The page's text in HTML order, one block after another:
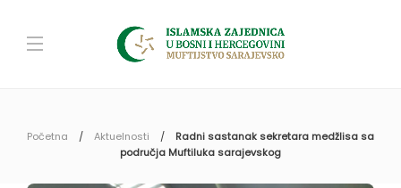
Početna Aktuelnosti
Radni sastanak sekretara medžlisa sa
područja Muftiluka sarajevskog